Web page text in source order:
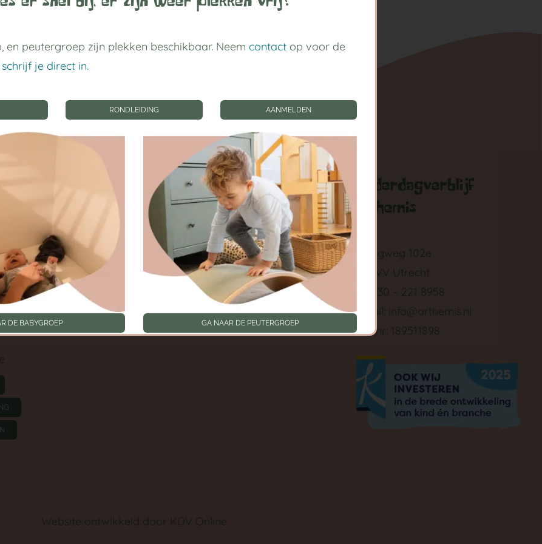
Utrecht
Privacy instellingen
Privacyinstellingen wijzigen
Geschiedenis
privacyinstellingen
Toestemmingen intrekken
Kinderdagverblijf
Arthemis
Springweg 102e
3511 VV Utrecht
Tel: 030 – 221 8958
E-mail: info@arthemis.nl
LRK nr: 189511898
Website ontwikkeld door KDV Online
en peutergroep zijn plekken beschikbaar. Neem contactop voor de
schrijf je direct in.
RONDLEIDING AANMELDEN
DE BABYGROEP GA NAAR DE PEUTERGROEP